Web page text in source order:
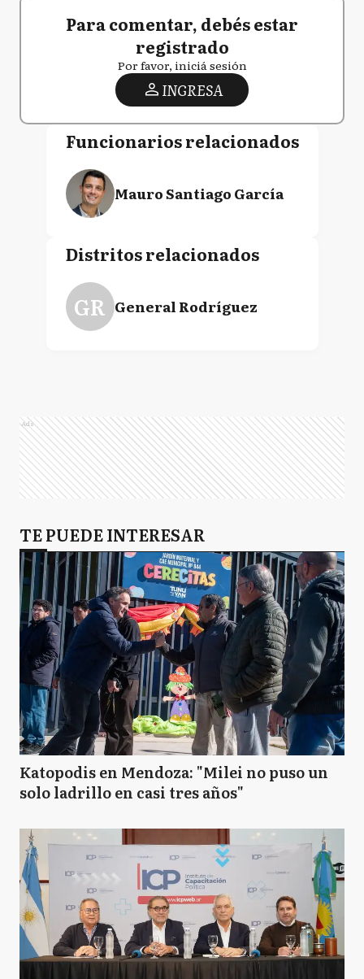
Para comentar, debés estar
registrado
Por favor, iniciá sesión
INGRESA
Funcionarios relacionados
Mauro Santiago García
Distritos relacionados
GR General Rodríguez
Ads
TE PUEDE INTERESAR
Katopodis en Mendoza: "Milei no puso un
solo ladrillo en casi tres años"